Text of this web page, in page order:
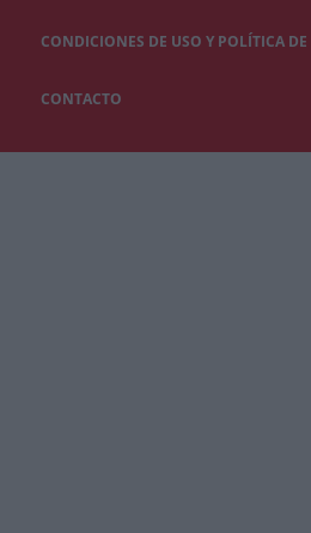
CONDICIONES DE USO Y POLÍTICA
CONTACTO